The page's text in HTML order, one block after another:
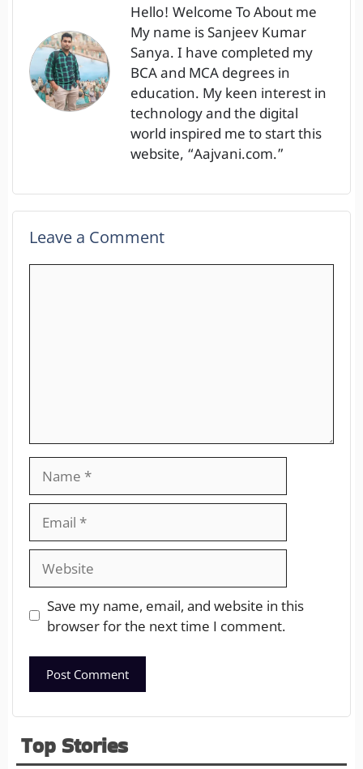
Hello! Welcome To About me
My name is Sanjeev Kumar
Sanya. I have completed my
BCA and MCA degrees in
education. My keen interest in
technology and the digital
world inspired me to start this
website, “Aajvani.com.”
Leave a Comment
Save my name, email, and website in this
browser for the next time I comment.
Top Stories